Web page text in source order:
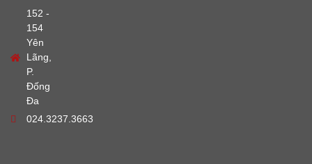
152 -
154
Yên
Lãng,
P.
Đống
Đa
024.3237.3663